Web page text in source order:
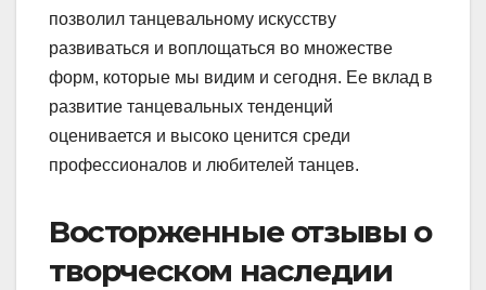
позволил танцевальному искусству
развиваться и воплощаться во множестве
форм, которые мы видим и сегодня. Ее вклад в
развитие танцевальных тенденций
оценивается и высоко ценится среди
профессионалов и любителей танцев.
Восторженные отзывы о
творческом наследии